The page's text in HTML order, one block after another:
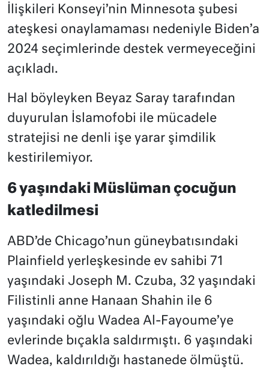
İlişkileri Konseyi’nin Minnesota şubesi
ateşkesi onaylamaması nedeniyle Biden’a
2024 seçimlerinde destek vermeyeceğini
açıkladı.
Hal böyleyken Beyaz Saray tarafından
duyurulan İslamofobi ile mücadele
stratejisi ne denli işe yarar şimdilik
kestirilemiyor.
6 yaşındaki Müslüman çocuğun
katledilmesi
ABD’de Chicago’nun güneybatısındaki
Plainfield yerleşkesinde ev sahibi 71
yaşındaki Joseph M. Czuba, 32 yaşındaki
Filistinli anne Hanaan Shahin ile 6
yaşındaki oğlu Wadea Al-Fayoume’ye
evlerinde bıçakla saldırmıştı. 6 yaşındaki
Wadea, kaldırıldığı hastanede ölmüştü.